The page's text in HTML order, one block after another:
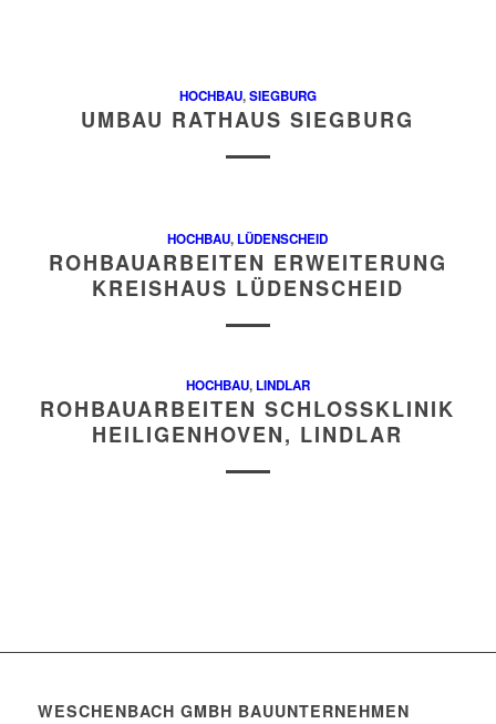
HOCHBAU,SIEGBURG
UMBAU RATHAUS SIEGBURG
HOCHBAU, LÜDENSCHEID
ROHBAUARBEITEN ERWEITERUNG
KREISHAUS LÜDENSCHEID
HOCHBAU, LINDLAR
ROHBAUARBEITEN SCHLOSSKLINIK
HEILIGENHOVEN, LINDLAR
WESCHENBACH GMBH BAUUNTERNEHMEN